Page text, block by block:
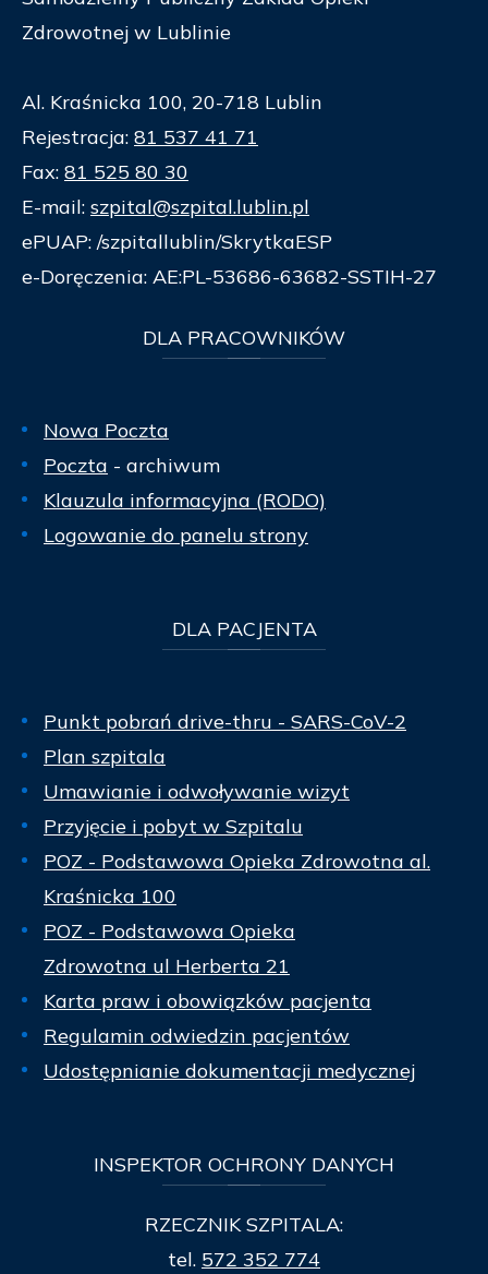
Zdrowotnej w Lublinie
Al. Kraśnicka 100, 20-718 Lublin
Rejestracja: 81 537 41 71
Fax: 81 525 80 30
E-mail: szpital@szpital.lublin.pl
ePUAP: /szpitallublin/SkrytkaESP
e-Doręczenia: AE:PL-53686-63682-SSTIH-27
DLA PRACOWNIKÓW
Nowa Poczta
Poczta - archiwum
Klauzula informacyjna (RODO)
Logowanie do panelu strony
DLAPACJENTA
Punkt pobrań drive-thru - SARS-CoV-2
Plan szpitala
Umawianie i odwoływanie wizyt
Przyjęcie i pobyt w Szpitalu
POZ - Podstawowa Opieka Zdrowotna al.
Kraśnicka 100
POZ - Podstawowa Opieka
Zdrowotna ul Herberta 21
Karta praw i obowiązków pacjenta
Regulamin odwiedzin pacjentów
Udostępnianie dokumentacji medycznej
INSPEKTOR OCHRONY DANYCH
RZECZNIK SZPITALA:
tel. 572 352 774